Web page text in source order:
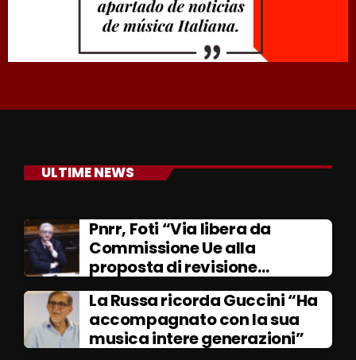
ULTIME NEWS
Pnrr, Foti “Via libera da
Commissione Ue alla
proposta di revisione
dell’Italia”
La Russa ricorda Guccini “Ha
accompagnato con la sua
musica intere generazioni”